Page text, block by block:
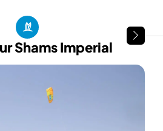
Shams Imperial